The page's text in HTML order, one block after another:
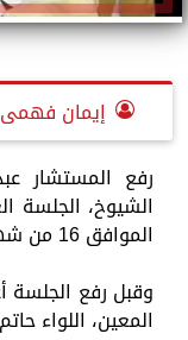
إيمان فهمى
رفع المستشار
الشيوخ، الجلسة
الموافق 16 من شهر مارس الجاري.
وقبل رفع
المعين، اللواء